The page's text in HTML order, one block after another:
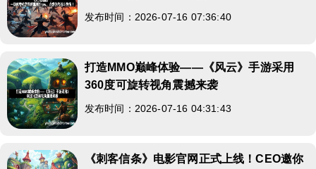
发布时间：2026-07-16 07:36:40
打造MMO巅峰体验——《风云》手游采用
360度可旋转视角震撼来袭
发布时间：2026-07-16 04:31:43
《刺客信条》电影官网正式上线！CEO邀你